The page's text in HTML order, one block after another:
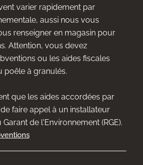
varier rapidement par
aussi nous vous
renseigner en magasin pour
Attention, vous devez
ou les aides fiscales
poêle à granulés.
que les aides accordées par
faire appel à un installateur
de l'Environnement (RGE).